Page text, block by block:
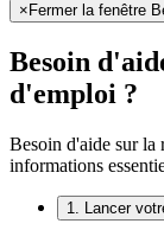
× Fermer la fenêtre
Besoin
d'emploi ?
Besoin d'aide sur la
informations
1. Lancer